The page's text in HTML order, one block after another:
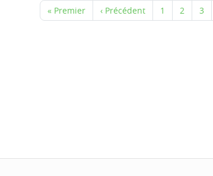
« Premier ‹ Précédent 1 2 3